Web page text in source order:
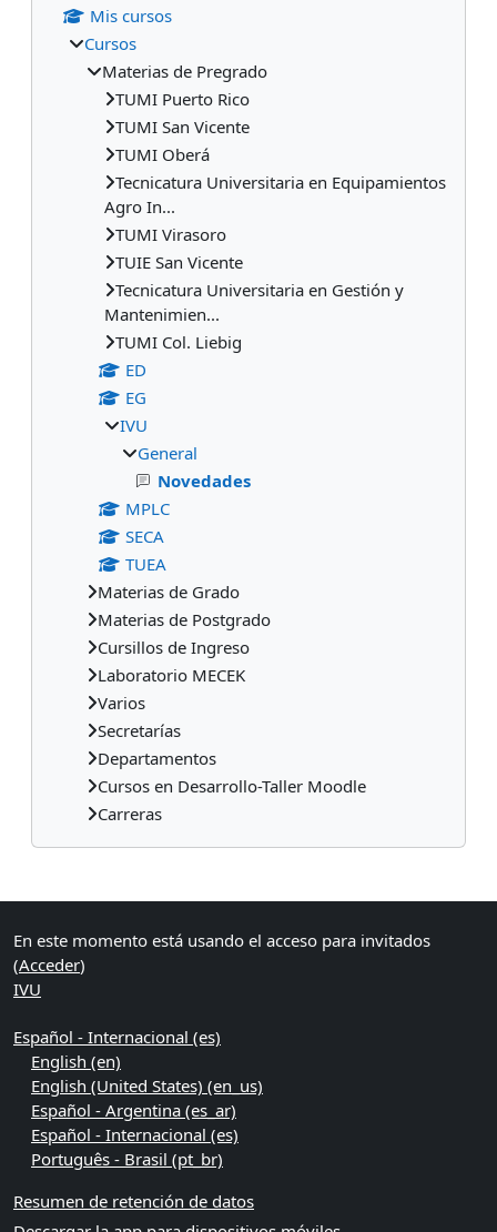
Mis cursos
Cursos
Materias de Pregrado
TUMI Puerto Rico
TUMI San Vicente
TUMI Oberá
Tecnicatura Universitaria en Equipamientos
Agro In...
TUMI Virasoro
TUIE San Vicente
Tecnicatura Universitaria en Gestión y
Mantenimien...
TUMI Col. Liebig
ED
EG
IVU
General
Novedades
MPLC
SECA
TUEA
Materias de Grado
Materias de Postgrado
Cursillos de Ingreso
Laboratorio MECEK
Varios
Secretarías
Departamentos
Cursos en Desarrollo-Taller Moodle
Carreras
Bloques suplementarios
En este momento está usando el acceso para invitados
(Acceder)
IVU
Español - Internacional ‎(es)‎
English ‎(en)‎
English (United States) ‎(en_us)‎
Español - Argentina ‎(es_ar)‎
Español - Internacional ‎(es)‎
Português - Brasil ‎(pt_br)‎
Resumen de retención de datos